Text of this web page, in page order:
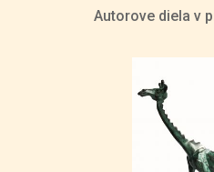
Autorove diela v